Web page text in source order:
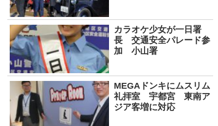
カラオケ少女が一日署
長 交通安全パレード参
加 小山署
MEGAドンキにムスリム
礼拝室 宇都宮 東南ア
ジア客増に対応